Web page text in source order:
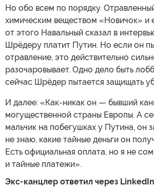
Но обо всем по порядку.
химическим веществом «Новичок» и
от этого Навальный сказал в
Шрёдеру платит Путин. Но если он
отравление, это действительно
разочаровывает. Одно дело быть
сейчас Шрёдер пытается защищать
И далее: «Как-никак он — бывший
могущественной страны Европы. А
мальчик на побегушках у Путина, он
не знаю, какие тайные деньги он
Есть официальная оплата, но я не
и тайные платежи».
Экс-канцлер ответил через LinkedIn